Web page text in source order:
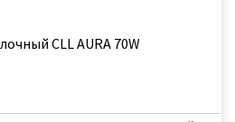
CLL AURA 70W